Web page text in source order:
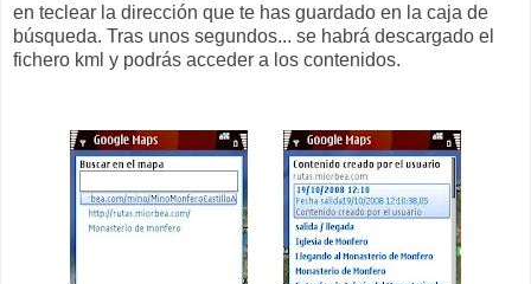
en teclear la dirección que te has guardado en la caja de
búsqueda. Tras unos segundos... se habrá descargado el
fichero kml y podrás acceder a los contenidos.